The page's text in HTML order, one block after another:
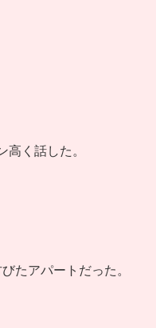
く話した。
たアパートだった。